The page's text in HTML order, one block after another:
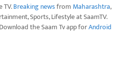
TV.Breaking newsfrom Maharashtra,
Sports, Lifestyle at SaamTV.
the Saam Tv app forAndroid